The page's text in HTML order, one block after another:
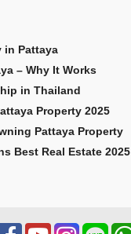
in Pattaya
– Why It Works
in Thailand
Property 2025
Pattaya Property
Best Real Estate 2025